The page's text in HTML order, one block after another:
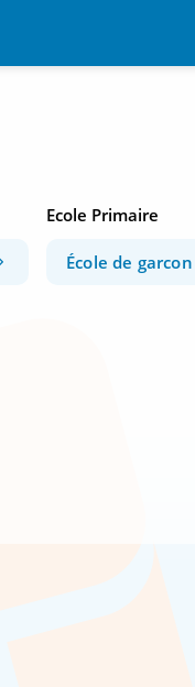
Ecole Primaire
École de garcon